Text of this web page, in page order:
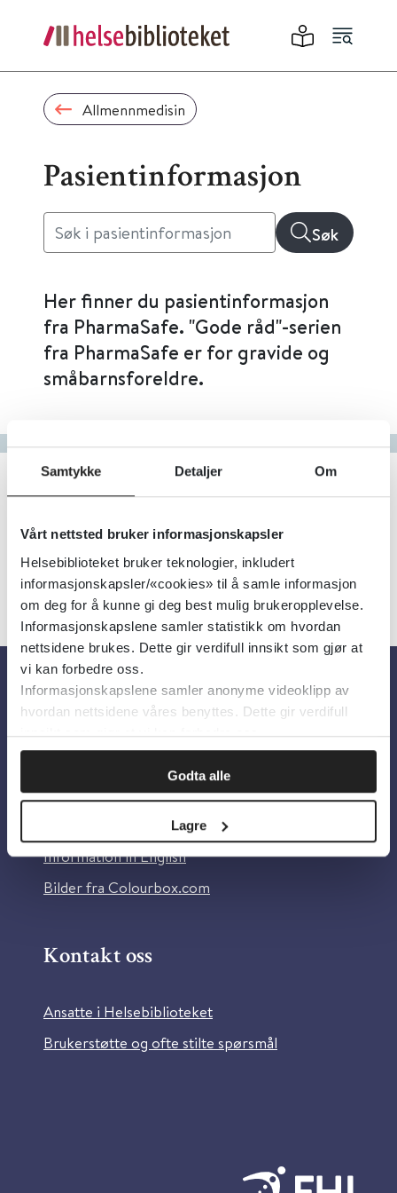
Samtykke Detaljer Om
Vårt nettsted bruker informasjonskapsler
Helsebiblioteket bruker teknologier, inkludert
informasjonskapsler/«cookies» til å samle informasjon
om deg for å kunne gi deg best mulig brukeropplevelse.
Informasjonskapslene samler statistikk om hvordan
nettsidene brukes. Dette gir verdifull innsikt som gjør at
vi kan forbedre oss.
Informasjonskapslene samler anonyme videoklipp av
hvordan nettsidene våres benyttes. Dette gir verdifull
innsikt som gjør at vi kan forbedre oss.
Godta alle
Lagre
Allmennmedisin
Pasientinformasjon
Søk
Her finner du pasientinformasjon
fra PharmaSafe. "Gode råd"-serien
fra PharmaSafe er for gravide og
småbarnsforeldre.
Gå til bokstav
Filter
Om oss
Personvern og informasjonskapsler
Tilgjengelighetserklæring
Information in English
Bilder fra Colourbox.com
Kontakt oss
Ansatte i Helsebiblioteket
Brukerstøtte og ofte stilte spørsmål